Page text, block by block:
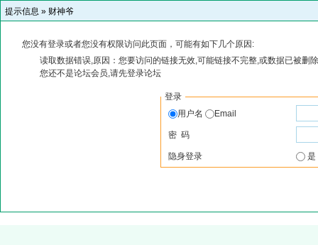
提示信息 » 财神爷
您没有登录或者您没有权限访问此页面，可能有如下几个原因:
读取数据错误,原因：您要访问的链接无效,可能链接不完整,或数据已被删
您还不是论坛会员,请先登录论坛
登录
用户名
Email
密 码
隐身登录